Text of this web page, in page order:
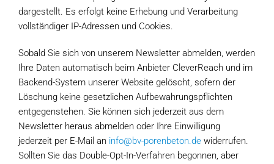
dargestellt. Es erfolgt keine Erhebung und Verarbeitung
vollständiger IP-Adressen und Cookies.
Sobald Sie sich von unserem Newsletter abmelden, werden
Ihre Daten automatisch beim Anbieter CleverReach und im
Backend-System unserer Website gelöscht, sofern der
Löschung keine gesetzlichen Aufbewahrungspflichten
entgegenstehen. Sie können sich jederzeit aus dem
Newsletter heraus abmelden oder Ihre Einwilligung
jederzeit per E-Mail an info@bv-porenbeton.de widerrufen.
Sollten Sie das Double-Opt-In-Verfahren begonnen, aber